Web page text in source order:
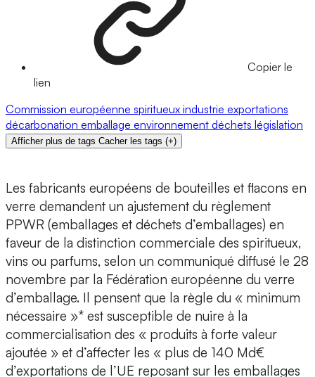
Copier le
lien
Commission européenne spiritueux industrie exportations
décarbonation emballage environnement déchets législation
Afficher plus de tags Cacher les tags (+)
Les fabricants européens de bouteilles et flacons en
verre demandent un ajustement du règlement
PPWR (emballages et déchets d’emballages) en
faveur de la distinction commerciale des spiritueux,
vins ou parfums, selon un communiqué diffusé le 28
novembre par la Fédération européenne du verre
d’emballage. Il pensent que la règle du « minimum
nécessaire »* est susceptible de nuire à la
commercialisation des « produits à forte valeur
ajoutée » et d’affecter les « plus de 140 Md€
d’exportations de l’UE reposant sur les emballages